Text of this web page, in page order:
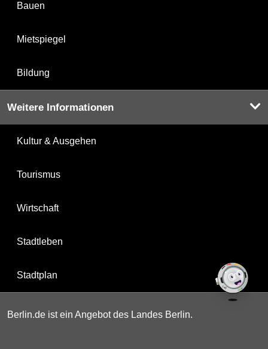
Bauen
Mietspiegel
Bildung
Weitere Informationen
Kultur & Ausgehen
Tourismus
Wirtschaft
Stadtleben
Stadtplan
Berlin.de ist ein Angebot des Landes Berlin.